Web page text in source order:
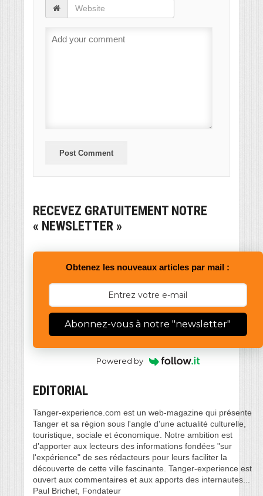
RECEVEZ GRATUITEMENT NOTRE
« NEWSLETTER »
Obtenez les nouveaux articles par mail :
Abonnez-vous à notre "newsletter"
Powered by
EDITORIAL
Tanger-experience.com est un web-magazine qui présente
Tanger et sa région sous l'angle d'une actualité culturelle,
touristique, sociale et économique. Notre ambition est
d’apporter aux lecteurs des informations fondées "sur
l'expérience" de ses rédacteurs pour leurs faciliter la
découverte de cette ville fascinante. Tanger-experience est
ouvert aux commentaires et aux apports des internautes...
Paul Brichet, Fondateur